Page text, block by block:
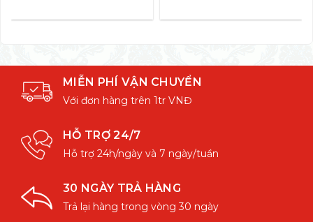
MIỄN PHÍ VẬN CHUYỂN
Với đơn hàng trên 1tr VNĐ
HỖ TRỢ 24/7
Hỗ trợ 24h/ngày và 7 ngày/tuần
30 NGÀY TRẢ HÀNG
Trả lại hàng trong vòng 30 ngày